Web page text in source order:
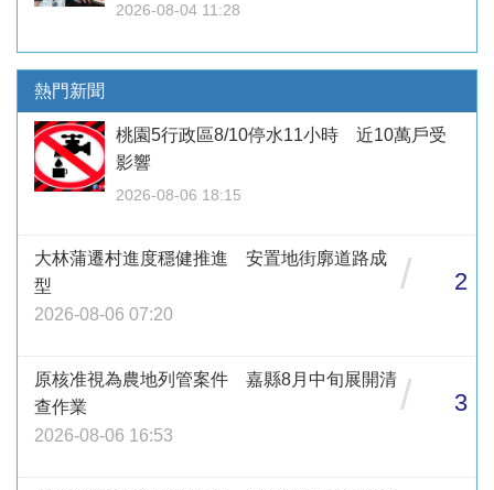
2026-08-04 11:28
熱門新聞
桃園5行政區8/10停水11小時 近10萬戶受
影響
2026-08-06 18:15
大林蒲遷村進度穩健推進 安置地街廓道路成
型
2026-08-06 07:20
/ 2
原核准視為農地列管案件 嘉縣8月中旬展開清
查作業
2026-08-06 16:53
/ 3